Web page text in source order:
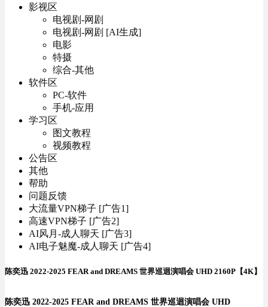
影视区
电视剧-网剧
电视剧-网剧 [AI生成]
电影
特摄
综合-其他
软件区
PC-软件
手机-应用
学习区
图文教程
视频教程
公告区
其他
帮助
问题反馈
大流量VPN梯子 [广告1]
高速VPN梯子 [广告2]
AI风月-成人聊天 [广告3]
AI电子魅魔-成人聊天 [广告4]
陈奕迅 2022-2025 FEAR and DREAMS 世界巡迴演唱会 UHD 2160P【4K】
陈奕迅 2022-2025 FEAR and DREAMS 世界巡迴演唱会 UHD